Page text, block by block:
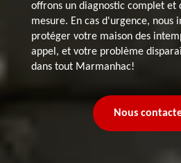
offrons un diagnostic complet et
mesure. En cas d'urgence, nous
protéger votre maison des
appel, et votre problème
dans tout Marmanhac!
Nous